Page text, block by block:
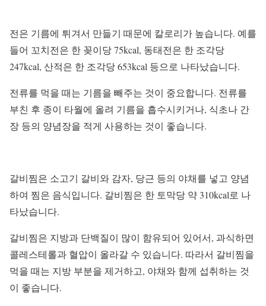
전은 기름에 튀겨서 만들기 때문에 칼로리가 높습니다. 예를
들어 꼬치전은 한 꽂이당 75kcal, 동태전은 한 조각당
247kcal, 산적은 한 조각당 653kcal 등으로 나타났습니다.
전류를 먹을 때는 기름을 빼주는 것이 중요합니다. 전류를
부친 후 종이 타월에 올려 기름을 흡수시키거나, 식초나 간
장 등의 양념장을 적게 사용하는 것이 좋습니다.
갈비찜은 소고기 갈비와 감자, 당근 등의 야채를 넣고 양념
하여 찜은 음식입니다. 갈비찜은 한 토막당 약 310kcal로 나
타났습니다.
갈비찜은 지방과 단백질이 많이 함유되어 있어서, 과식하면
콜레스테롤과 혈압이 올라갈 수 있습니다. 따라서 갈비찜을
먹을 때는 지방 부분을 제거하고, 야채와 함께 섭취하는 것
이 좋습니다.